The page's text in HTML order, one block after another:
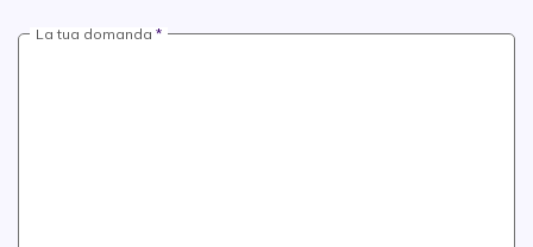
La tua domanda